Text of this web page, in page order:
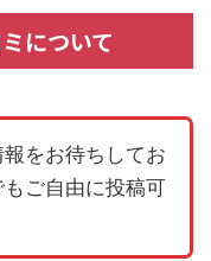
について
をお待ちしてお
ご自由に投稿可